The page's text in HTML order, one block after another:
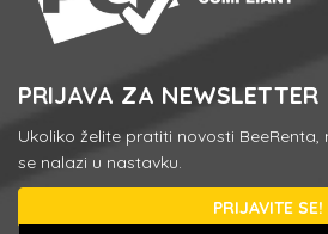
PRIJAVA ZA NEWSLETTER
Ukoliko želite pratiti novosti
se nalazi u nastavku.
PRIJAVITE SE!